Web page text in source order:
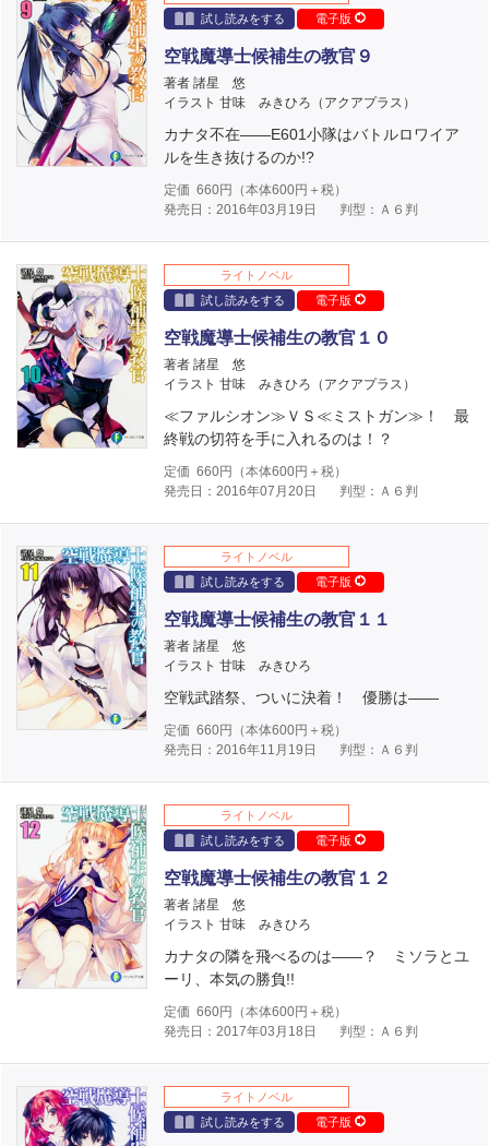
試し読みをする 電子版
空戦魔導士候補生の教官９
著者 諸星 悠
イラスト 甘味 みきひろ（アクアプラス）
カナタ不在――E601小隊はバトルロワイア
ルを生き抜けるのか!?
定価 660円（本体600円＋税）
発売日：2016年03月19日
判型：Ａ６判
ライトノベル
試し読みをする
電子版
空戦魔導士候補生の教官１０
著者 諸星 悠
イラスト 甘味 みきひろ（アクアプラス）
≪ファルシオン≫ＶＳ≪ミストガン≫！ 最
終戦の切符を手に入れるのは！？
定価 660円（本体600円＋税）
発売日：2016年07月20日
判型：Ａ６判
ライトノベル
試し読みをする
電子版
空戦魔導士候補生の教官１１
著者 諸星 悠
イラスト 甘味 みきひろ
空戦武踏祭、ついに決着！ 優勝は――
定価 660円（本体600円＋税）
発売日：2016年11月19日
判型：Ａ６判
ライトノベル
試し読みをする
電子版
空戦魔導士候補生の教官１２
著者 諸星 悠
イラスト 甘味 みきひろ
カナタの隣を飛べるのは――？ ミソラとユ
ーリ、本気の勝負!!
定価 660円（本体600円＋税）
発売日：2017年03月18日
判型：Ａ６判
ライトノベル
試し読みをする
電子版